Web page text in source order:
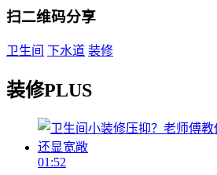
扫二维码分享
卫生间 下水道 装修
装修PLUS
01:52